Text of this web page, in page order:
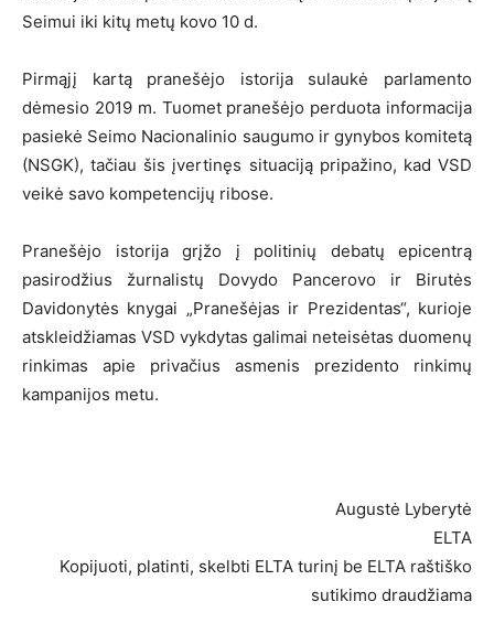
Seimui iki kitų metų kovo 10 d.
Pirmąjį kartą pranešėjo istorija sulaukė parlamento
dėmesio 2019 m. Tuomet pranešėjo perduota informacija
pasiekė Seimo Nacionalinio saugumo ir gynybos komitetą
(NSGK), tačiau šis įvertinęs situaciją pripažino, kad VSD
veikė savo kompetencijų ribose.
Pranešėjo istorija grįžo į politinių debatų epicentrą
pasirodžius žurnalistų Dovydo Pancerovo ir Birutės
Davidonytės knygai „Pranešėjas ir Prezidentas“, kurioje
atskleidžiamas VSD vykdytas galimai neteisėtas duomenų
rinkimas apie privačius asmenis prezidento rinkimų
kampanijos metu.
Augustė Lyberytė
ELTA
Kopijuoti, platinti, skelbti ELTA turinį be ELTA raštiško
sutikimo draudžiama